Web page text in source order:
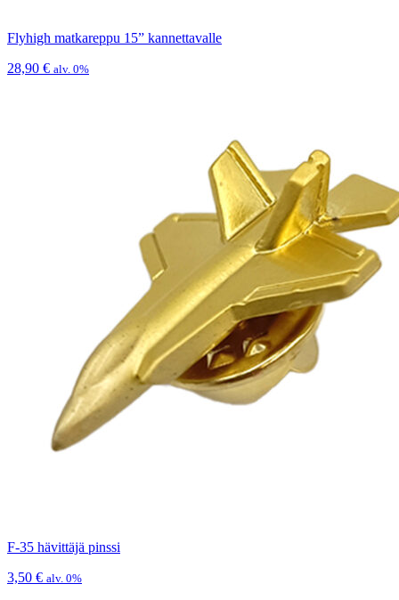
Flyhigh matkareppu 15” kannettavalle
28,90 € alv. 0%
F-35 hävittäjä pinssi
3,50 € alv. 0%